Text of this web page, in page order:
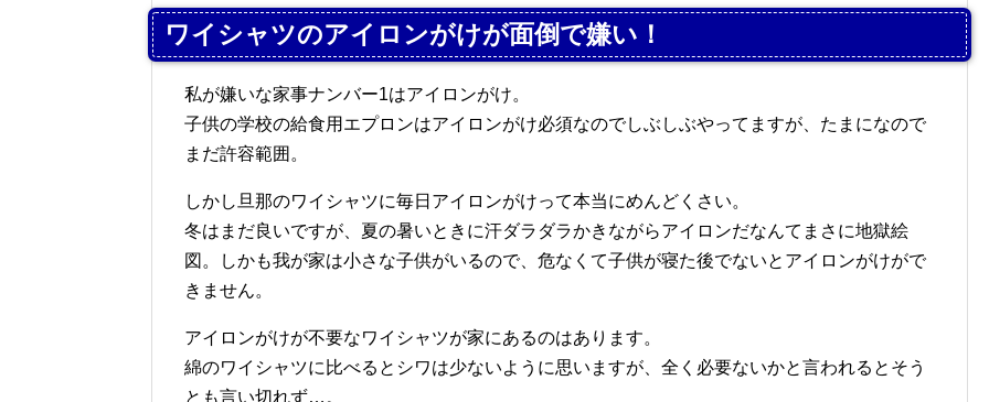
ワイシャツのアイロンがけが面倒で嫌い！
私が嫌いな家事ナンバー1はアイロンがけ。
子供の学校の給食用エプロンはアイロンがけ必須なのでしぶしぶやってますが、たまになので
まだ許容範囲。
しかし旦那のワイシャツに毎日アイロンがけって本当にめんどくさい。
冬はまだ良いですが、夏の暑いときに汗ダラダラかきながらアイロンだなんてまさに地獄絵
図。しかも我が家は小さな子供がいるので、危なくて子供が寝た後でないとアイロンがけがで
きません。
アイロンがけが不要なワイシャツが家にあるのはあります。
綿のワイシャツに比べるとシワは少ないように思いますが、全く必要ないかと言われるとそう
とも言い切れず…。